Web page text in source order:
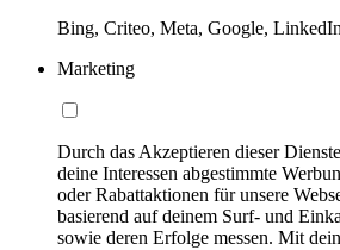
Bing, Criteo, Meta, Google,
Marketing
Durch das Akzeptieren dieser
deine Interessen abgestimmte
oder Rabattaktionen für unsere
basierend auf deinem Surf- und
sowie deren Erfolge messen. Mit